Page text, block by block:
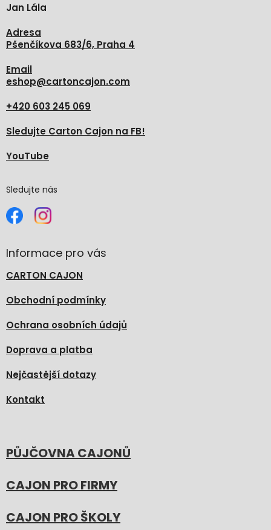
Jan Lála
Adresa
Pšenčíkova 683/6, Praha 4
Email
eshop@cartoncajon.com
+420 603 245 069
Sledujte Carton Cajon na FB!
YouTube
Sledujte nás
Informace pro vás
CARTON CAJON
Obchodní podmínky
Ochrana osobních údajů
Doprava a platba
Nejčastější dotazy
Kontakt
PŮJČOVNA CAJONŮ
CAJON PRO FIRMY
CAJON PRO ŠKOLY